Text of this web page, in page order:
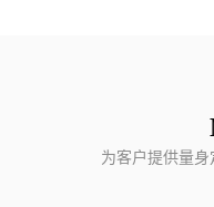
为客户提供量